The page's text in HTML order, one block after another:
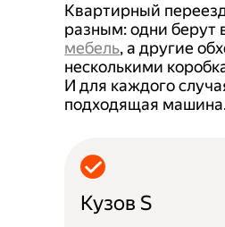
Квартирный
разным: одни берут
мебель, а другие
несколькими
И для каждого
подходящая
Кузов S